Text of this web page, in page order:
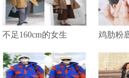
不足160cm的女生 鸡肋粉